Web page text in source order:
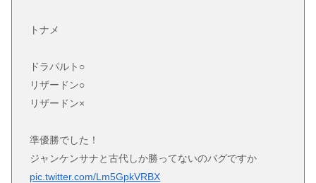
トナメ
ドラパルト○
リザードン○
リザードン×
準優勝でした！
ジャンケンサナと古代しか勝ってないのバグですか
pic.twitter.com/Lm5GpkVRBX